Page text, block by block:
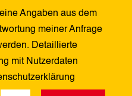
Angaben aus dem
meiner Anfrage
Detaillierte
mit Nutzerdaten